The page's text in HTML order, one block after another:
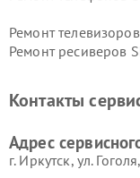
Ремонт
Ремонт ресиверов
Контакты
Адрес
г. Иркутск, ул.